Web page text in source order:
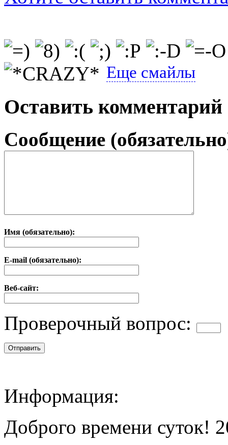
Еще смайлы
Оставить комментарий
Сообщение
Имя (обязательно):
E-mail (обязательно):
Веб-сайт:
Проверочный вопрос:
Информация:
Доброго времени суток!